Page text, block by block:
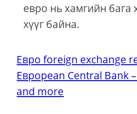
евро нь хамгийн бага
хүүг байна.
Евро foreign exchange
Евроpean Central Bank –
and more